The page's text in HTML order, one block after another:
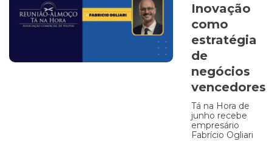
Inovação
como
estratégia
de
negócios
vencedores
Tá na Hora de
junho recebe
empresário
Fabrício Ogliari